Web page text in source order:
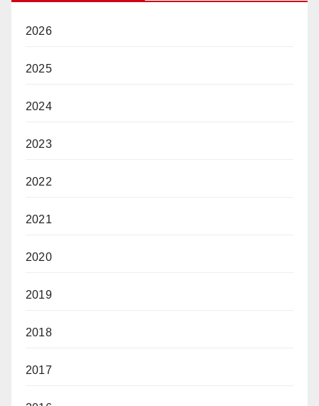
2026
2025
2024
2023
2022
2021
2020
2019
2018
2017